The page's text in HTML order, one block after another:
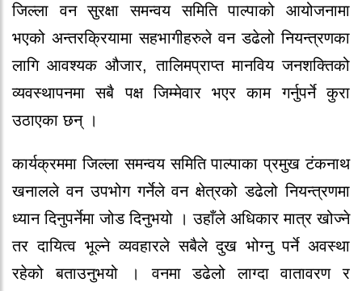
जिल्ला वन सुरक्षा समन्वय समिति पाल्पाको आयोजनामा
भएको अन्तरक्रियामा सहभागीहरुले वन डढेलो नियन्त्रणका
लागि आवश्यक औजार, तालिमप्राप्त मानविय जनशक्तिको
व्यवस्थापनमा सबै पक्ष जिम्मेवार भएर काम गर्नुपर्ने कुरा
उठाएका छन् ।
कार्यक्रममा जिल्ला समन्वय समिति पाल्पाका प्रमुख टंकनाथ
खनालले वन उपभोग गर्नेले वन क्षेत्रको डढेलो नियन्त्रणमा
ध्यान दिनुपर्नेमा जोड दिनुभयो । उहाँले अधिकार मात्र खोज्ने
तर दायित्व भूल्ने व्यवहारले सबैले दुख भोग्नु पर्ने अवस्था
रहेको बताउनुभयो । वनमा डढेलो लाग्दा वातावरण र